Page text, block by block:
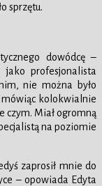
sprzętu.
dowódcę –
jako profesjonalista
nie można było
mówiąc kolokwialnie
czym. Miał ogromną
na poziomie
zaprosił mnie do
– opowiada Edyta